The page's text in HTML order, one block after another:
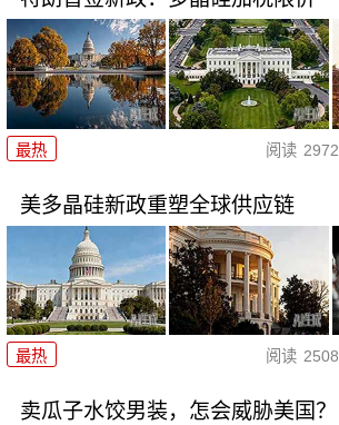
最热 阅读 2972
美多晶硅新政重塑全球供应链
最热 阅读 2508
卖瓜子水饺男装，怎会威胁美国？